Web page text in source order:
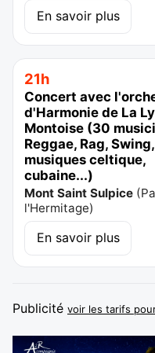
En savoir plus
21h
Concert avec
d'Harmonie de La
Montoise (30
Reggae, Rag, Swing,
musiques celtique,
cubaine...)
Mont Saint Sulpice (
l'Hermitage)
En savoir plus
Publicité voir les tarifs